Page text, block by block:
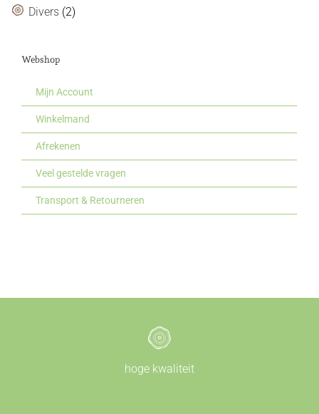
Divers (2)
Webshop
Mijn Account
Winkelmand
Afrekenen
Veel gestelde vragen
Transport & Retourneren
hoge kwaliteit